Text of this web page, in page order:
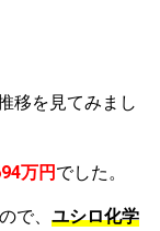
移を見てみまし
万円 でした。
で、 ユシロ化学